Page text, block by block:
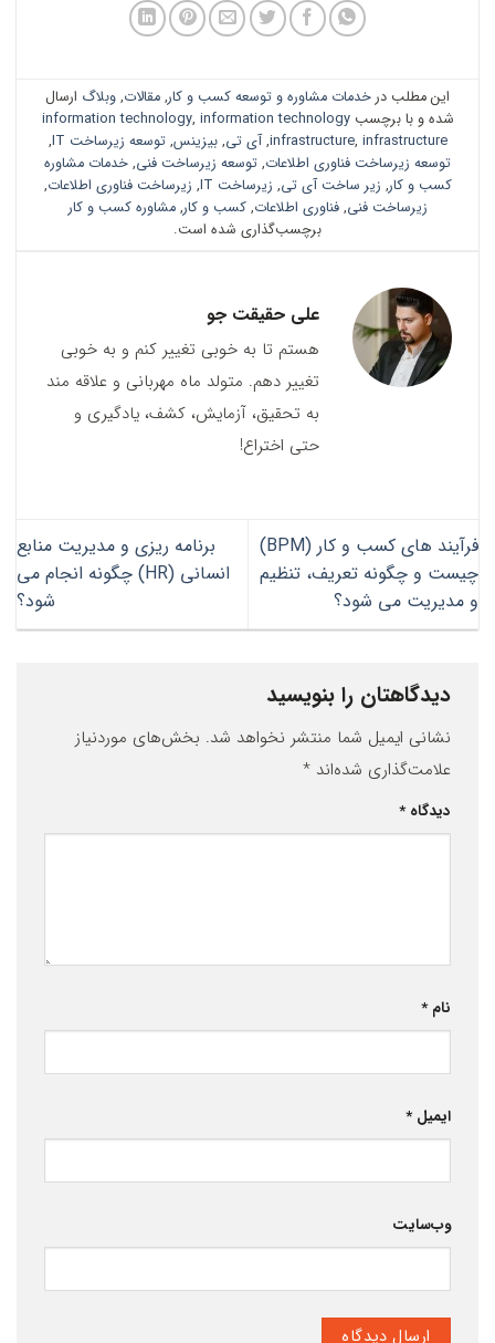
این مطلب در خدمات مشاوره و توسعه کسب و کار, مقالات, وبلاگ ارسال
شده و با برچسب
information technology, information technology
infrastructure, infrastructure
,آی تی,بیزینس,توسعه زیرساخت IT
,
توسعه زیرساخت فناوری اطلاعات, توسعه زیرساخت فنی, خدمات مشاوره
کسب و کار, زیر ساخت آی تی, زیرساخت IT , زیرساخت فناوری اطلاعات,
زیرساخت فنی,فناوری اطلاعات,کسب و کار,مشاوره کسب و کار
برچسب‌گذاری شده است.
علی حقیقت جو
هستم تا به خوبی تغییر کنم و به خوبی
تغییر دهم. متولد ماه مهربانی و علاقه مند
به تحقیق، آزمایش، کشف، یادگیری و
حتی اختراع!
فرآیند های کسب و کار (BPM)
چیست و چگونه تعریف، تنظیم
و مدیریت می شود؟
برنامه ریزی و مدیریت منابع
انسانی (HR) چگونه انجام می
شود؟
دیدگاهتان را بنویسید
نشانی ایمیل شما منتشر نخواهد شد. بخش‌های موردنیاز
علامت‌گذاری شده‌اند *
دیدگاه*
نام*
ایمیل*
وب‌سایت